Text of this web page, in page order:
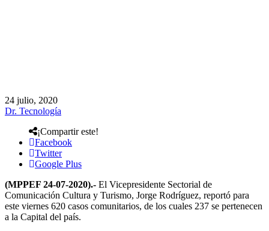
24 julio, 2020
Dr. Tecnología
¡Compartir este!
Facebook
Twitter
Google Plus
(MPPEF 24-07-2020).- El Vicepresidente Sectorial de
Comunicación Cultura y Turismo, Jorge Rodríguez, reportó para
este viernes 620 casos comunitarios, de los cuales 237 se pertenecen
a la Capital del país.